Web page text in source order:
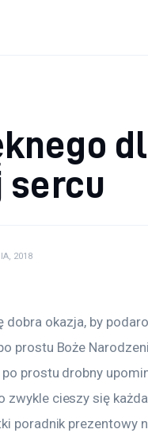
sercu
2018
dobra okazja, by
prostu Boże
prostu drobny
zwykle cieszy się
poradnik prezentowy